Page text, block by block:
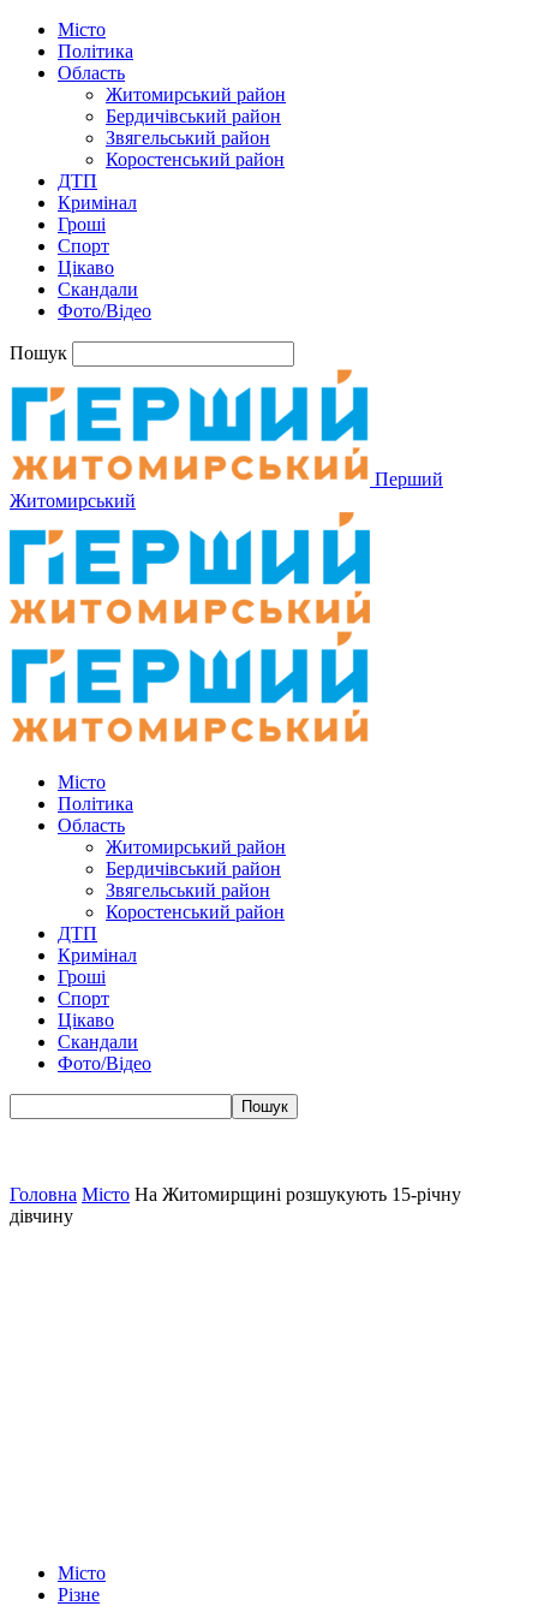
Місто
Політика
Область
Житомирський район
Бердичівський район
Звягельський район
Коростенський район
ДТП
Кримінал
Гроші
Спорт
Цікаво
Скандали
Фото/Відео
Пошук
Перший
Житомирський
Місто
Політика
Область
Житомирський район
Бердичівський район
Звягельський район
Коростенський район
ДТП
Кримінал
Гроші
Спорт
Цікаво
Скандали
Фото/Відео
Головна Місто На Житомирщині розшукують 15-річну
дівчину
Місто
Різне